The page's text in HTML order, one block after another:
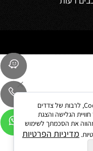
לידיעתך, באתרנו נעשה שימוש בקבצי Cookies, לרבות של צדדים
הגלישה והצגת
את הסכמתך לשימוש
מדיניות הפרטיות